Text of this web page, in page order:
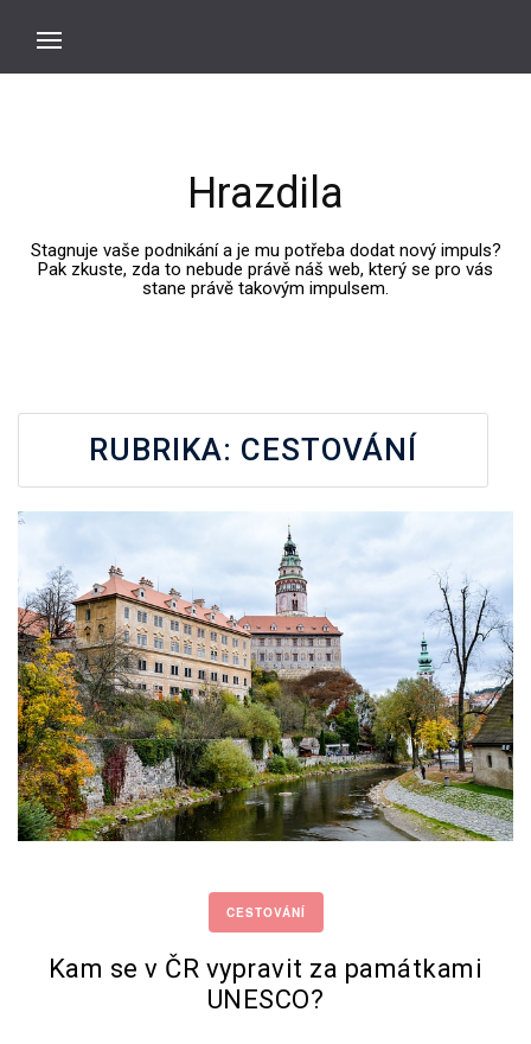
Hrazdila
Stagnuje vaše podnikání a je mu potřeba dodat nový impuls?
Pak zkuste, zda to nebude právě náš web, který se pro vás
stane právě takovým impulsem.
RUBRIKA: CESTOVÁNÍ
CESTOVÁNÍ
Kam se v ČR vypravit za památkami
UNESCO?